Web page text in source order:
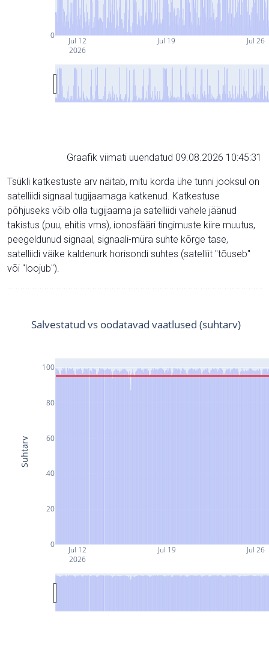
Jul 12
2026
Jul 19 Jul 26
0
Graafik viimati uuendatud 09.08.2026 10:45:31
Tsükli katkestuste arv näitab, mitu korda ühe tunni jooksul on
satelliidi signaal tugijaamaga katkenud. Katkestuse
põhjuseks võib olla tugijaama ja satelliidi vahele jäänud
takistus (puu, ehitis vms), ionosfääri tingimuste kiire muutus,
peegeldunud signaal, signaali-müra suhte kõrge tase,
satelliidi väike kaldenurk horisondi suhtes (satelliit "tõuseb"
või "loojub").
Jul 12
2026
Jul 19 Jul 26
0
20
40
60
80
100
Salvestatud vs oodatavad vaatlused (suhtarv)
Suhtarv